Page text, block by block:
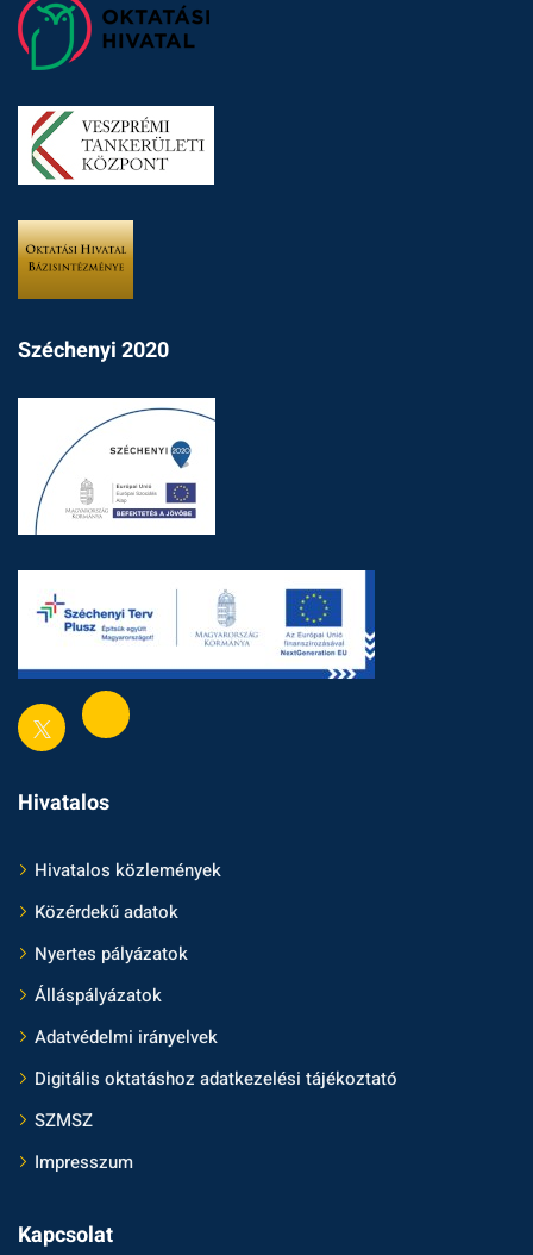
Széchenyi 2020
Hivatalos
Hivatalos közlemények
Közérdekű adatok
Nyertes pályázatok
Álláspályázatok
Adatvédelmi irányelvek
Digitális oktatáshoz adatkezelési tájékoztató
SZMSZ
Impresszum
Kapcsolat